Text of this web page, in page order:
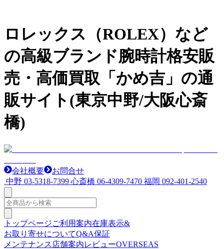
ロレックス（ROLEX）など
の高級ブランド腕時計格安販
売・高価買取「かめ吉」の通
販サイト(東京中野/大阪心斎
橋)
会社概要
お問合せ
中野 03-5318-7399 心斎橋 06-4309-7470 福岡 092-401-2540
トップページご利用案内在庫表示&
お取り寄せについてQ&A保証
メンテナンス 店舗案内レビューOVERSEAS